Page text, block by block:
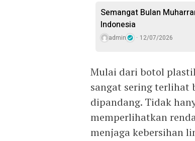
Semangat Bulan
Indonesia
admin 12/07/2026
Mulai dari botol
sangat sering terlihat
dipandang. Tidak
memperlihatkan
menjaga kebersihan